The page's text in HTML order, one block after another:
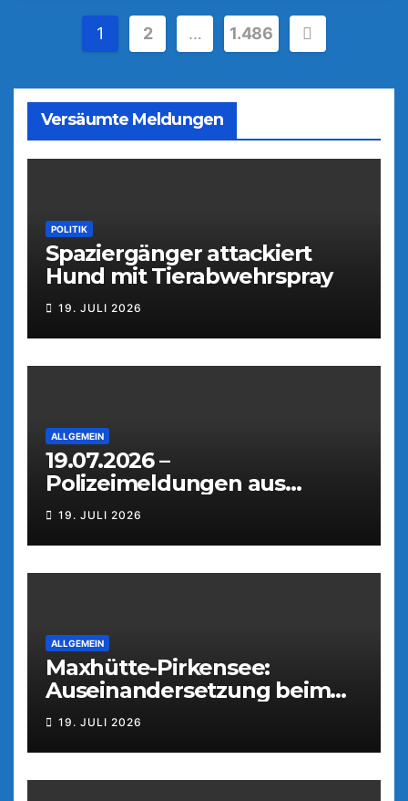
Seitennummerierung
Beiträge
1 2 … 1.486
Versäumte Meldungen
POLITIK
Spaziergänger attackiert
Hund mit Tierabwehrspray
19. JULI 2026
ALLGEMEIN
19.07.2026 –
Polizeimeldungen aus
Weiden
19. JULI 2026
ALLGEMEIN
Maxhütte-Pirkensee:
Auseinandersetzung beim
Parkfest
19. JULI 2026